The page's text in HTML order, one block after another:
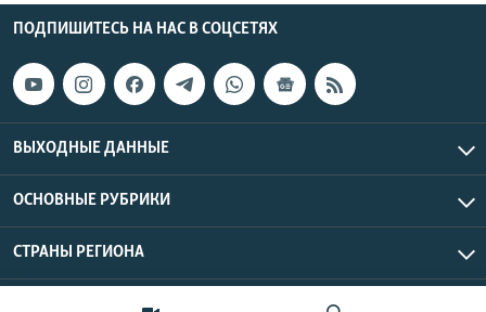
ПОДПИШИТЕСЬ НА НАС В СОЦСЕТЯХ
ВЫХОДНЫЕ ДАННЫЕ
ОСНОВНЫЕ РУБРИКИ
СТРАНЫ РЕГИОНА